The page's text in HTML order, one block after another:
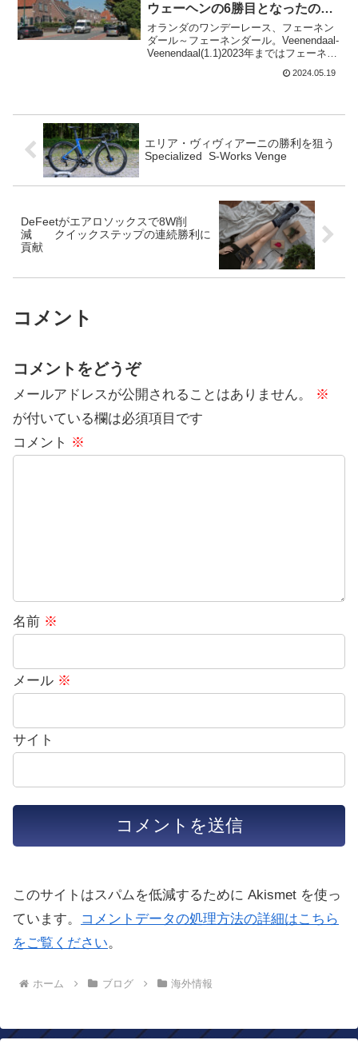
ウェーヘンの6勝目となったの
か?
オランダのワンデーレース、フェーネン
ダール～フェーネンダール。Veenendaal-
Veenendaal(1.1)2023年まではフェーネン
ダール～フェーネンダール・クラシック
というレース名だったが、クラシックが
2024.05.19
エリア・ヴィヴィアーニの勝利を狙う
Specialized S-Works Venge
DeFeetがエアロソックスで8W削
減 クイックステップの連続勝利に
貢献
コメント
コメントをどうぞ
メールアドレスが公開されることはありません。
※
が付いている欄は必須項目です
コメント ※
名前 ※
メール ※
サイト
このサイトはスパムを低減するために Akismet を使っ
ています。
コメントデータの処理方法の詳細はこちら
をご覧ください。
ホーム ブログ 海外情報